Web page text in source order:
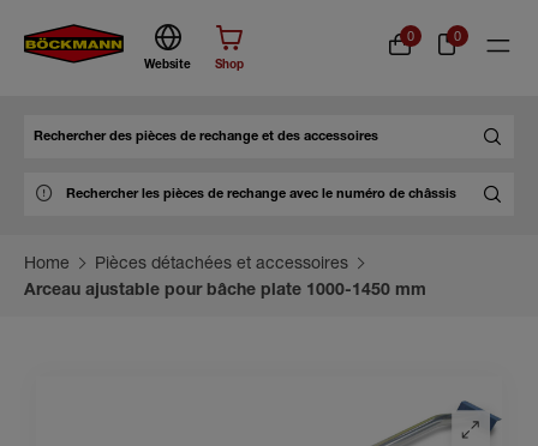
Website Shop
0 0
Home
Pièces détachées et accessoires
Arceau ajustable pour bâche plate 1000-1450 mm